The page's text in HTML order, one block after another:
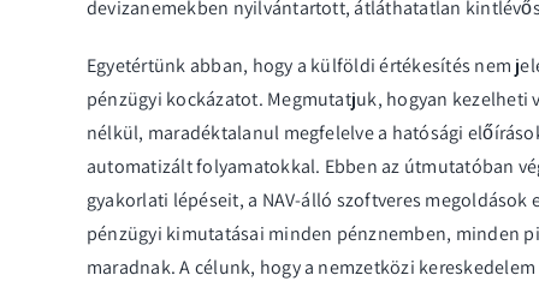
devizanemekben nyilvántartott, átláthatatlan
Egyetértünk abban, hogy a külföldi értékesítés nem
pénzügyi kockázatot. Megmutatjuk, hogyan
nélkül, maradéktalanul megfelelve a hatósági
automatizált folyamatokkal. Ebben az útmutatóban
gyakorlati lépéseit, a NAV-álló szoftveres
pénzügyi kimutatásai minden pénznemben, minden
maradnak. A célunk, hogy a nemzetközi